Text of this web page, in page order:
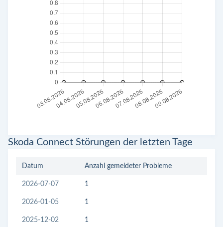
Skoda Connect Störungen der letzten Tage
Datum Anzahl gemeldeter Probleme
2026-07-07 1
2026-01-05 1
2025-12-02 1